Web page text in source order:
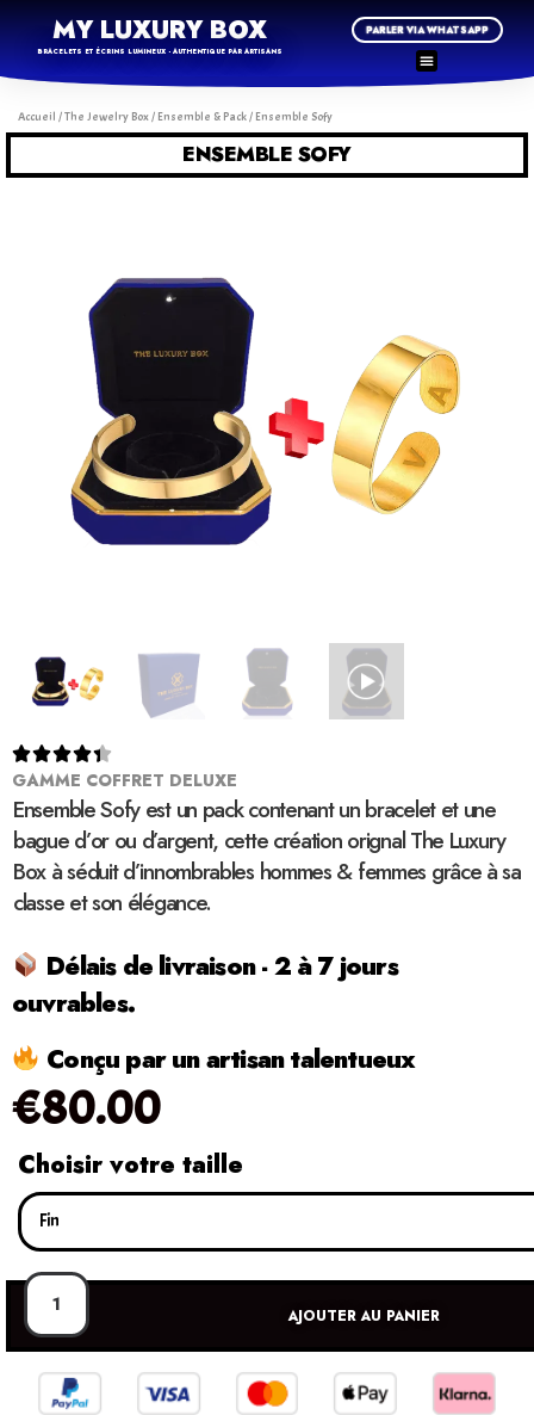
MY LUXURY BOX
BRACELETS ET ÉCRINS LUMINEUX - AUTHENTIQUE PAR ARTISANS
PARLER VIA WHATSAPP
Accueil /The Jewelry Box/ Ensemble & Pack/ Ensemble Sofy
ENSEMBLE SOFY

GAMME COFFRET DELUXE
Ensemble Sofy est un pack contenant un bracelet et une
bague d’or ou d’argent, cette création orignal The Luxury
Box à séduit d’innombrables hommes & femmes grâce à sa
classe et son élégance.
Délais de livraison - 2 à 7 jours
ouvrables.
Conçu par un artisan talentueux
€80.00
Choisir votre taille
AJOUTER AU PANIER